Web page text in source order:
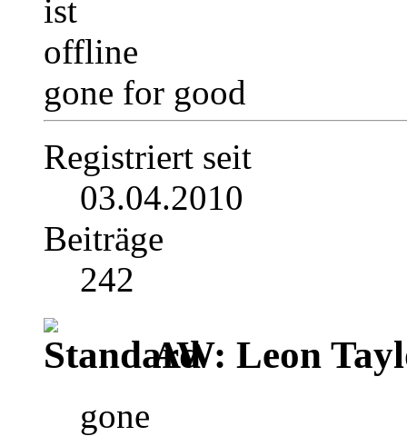
gone for good
Registriert seit
03.04.2010
Beiträge
242
AW: Leon
gone